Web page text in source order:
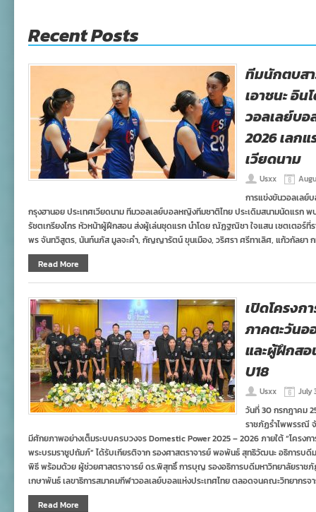
Recent Posts
ทีมนักตบสา
เอาชนะ อิน
วอลเลย์บอ
2026 เลก
เวียดนาม
Usxx
การแข่งขันวอลเลย์
กรุงฮานอย ประเทศเวียดนาม ทีมวอลเลย์บอลหญิงทีมชาติไทย ประเดิมสนามนัดแรก
รัชตเกรียงไกร หัวหน้าผู้ฝึกสอน ส่งผู้เล่นชุดแรก นำโดย ณัฏฐณิชา ใจแสน เซตเตอร์
พร จันทวิสูตร, นันท์นภัส มูลจะคำ, กัญญารัตน์ ขุนเมือง, วริศรา ศรีทาเลิศ, แก้วกัลยา
Read More
เปิดโครงก
ภาคตะวัน
และผู้ฝึกสอ
U18
Usxx July
วันที่ 30 กรกฎาคม
ราชภัฏรำไพพรรณี
มีศักยภาพอย่างเต็มระบบครบวงจร Domestic Power 2025 – 2026 ภายใต้ “โครงก
พระบรมราชูปถัมภ์” ได้รับเกียรติจาก รองศาสตราจารย์ พอพันธ์ สุทธิวัฒนะ อธิการบดี
พิธี พร้อมด้วย ผู้ช่วยศาสตราจารย์ ดร.พิสุทธิ์ การบุญ รองอธิการบดีมหาวิทยาลัยราช
เกษาพันธ์ เลขาธิการสมาคมกีฬาวอลเลย์บอลแห่งประเทศไทย ตลอดจนคณะวิทยากร
Read More